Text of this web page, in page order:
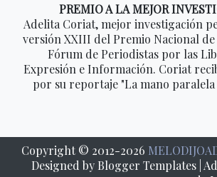
PREMIO A LA MEJOR
Adelita Coriat, mejor investigación
versión XXIII del Premio Nacional
Fórum de Periodistas por las
Expresión e Información. Coriat
por su reportaje "La mano paralela
Copyright © 2012-2026
Designed by Blogger Templates |